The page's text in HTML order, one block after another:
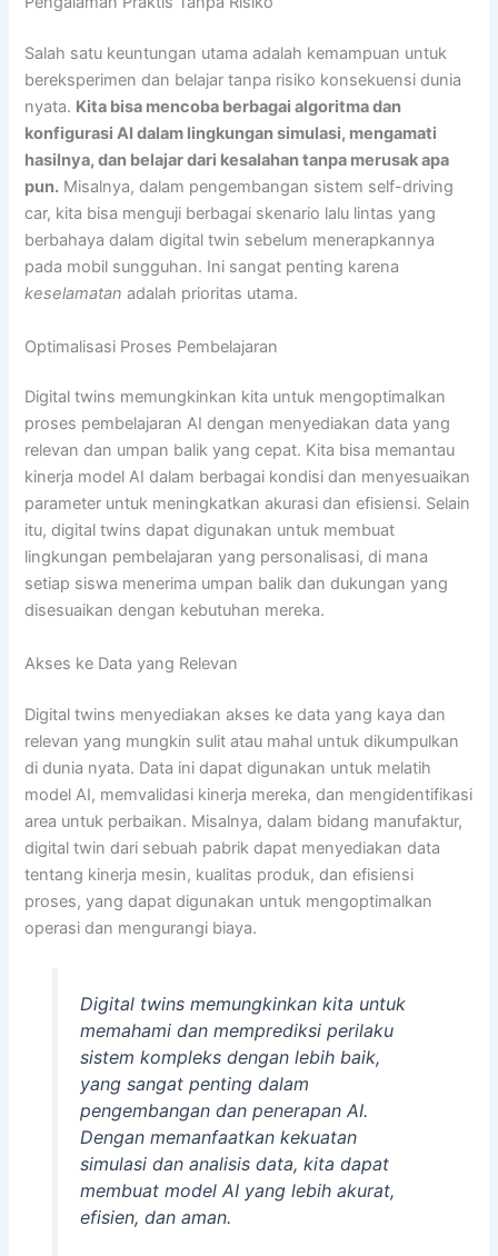
Salah satu keuntungan utama adalah kemampuan untuk
bereksperimen dan belajar tanpa risiko konsekuensi dunia
nyata. Kita bisa mencoba berbagai algoritma dan
konfigurasi AI dalam lingkungan simulasi, mengamati
hasilnya, dan belajar dari kesalahan tanpa merusak apa
pun. Misalnya, dalam pengembangan sistem self-driving
car, kita bisa menguji berbagai skenario lalu lintas yang
berbahaya dalam digital twin sebelum menerapkannya
pada mobil sungguhan. Ini sangat penting karena
keselamatan adalah prioritas utama.
Optimalisasi Proses Pembelajaran
Digital twins memungkinkan kita untuk mengoptimalkan
proses pembelajaran AI dengan menyediakan data yang
relevan dan umpan balik yang cepat. Kita bisa memantau
kinerja model AI dalam berbagai kondisi dan menyesuaikan
parameter untuk meningkatkan akurasi dan efisiensi. Selain
itu, digital twins dapat digunakan untuk membuat
lingkungan pembelajaran yang personalisasi, di mana
setiap siswa menerima umpan balik dan dukungan yang
disesuaikan dengan kebutuhan mereka.
Akses ke Data yang Relevan
Digital twins menyediakan akses ke data yang kaya dan
relevan yang mungkin sulit atau mahal untuk dikumpulkan
di dunia nyata. Data ini dapat digunakan untuk melatih
model AI, memvalidasi kinerja mereka, dan mengidentifikasi
area untuk perbaikan. Misalnya, dalam bidang manufaktur,
digital twin dari sebuah pabrik dapat menyediakan data
tentang kinerja mesin, kualitas produk, dan efisiensi
proses, yang dapat digunakan untuk mengoptimalkan
operasi dan mengurangi biaya.
Digital twins memungkinkan kita untuk
memahami dan memprediksi perilaku
sistem kompleks dengan lebih baik,
yang sangat penting dalam
pengembangan dan penerapan AI.
Dengan memanfaatkan kekuatan
simulasi dan analisis data, kita dapat
membuat model AI yang lebih akurat,
efisien, dan aman.